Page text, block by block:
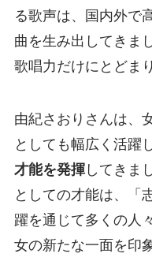
る歌声は、国内外で
曲を生み出してきま
歌唱力だけにとどま
由紀さおりさんは、
としても幅広く活躍し
才能を発揮してきま
としての才能は、「
躍を通じて多くの人
女の新たな一面を印